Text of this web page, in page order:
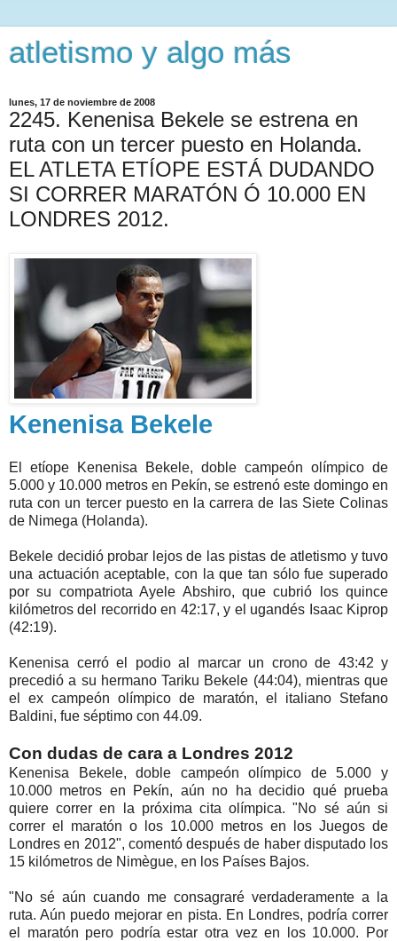
atletismo y algo más
lunes, 17 de noviembre de 2008
2245. Kenenisa Bekele se estrena en
ruta con un tercer puesto en Holanda.
EL ATLETA ETÍOPE ESTÁ DUDANDO
SI CORRER MARATÓN Ó 10.000 EN
LONDRES 2012.
Kenenisa Bekele
El etíope Kenenisa Bekele, doble campeón olímpico de
5.000 y 10.000 metros en Pekín, se estrenó este domingo en
ruta con un tercer puesto en la carrera de las Siete Colinas
de Nimega (Holanda).
Bekele decidió probar lejos de las pistas de atletismo y tuvo
una actuación aceptable, con la que tan sólo fue superado
por su compatriota Ayele Abshiro, que cubrió los quince
kilómetros del recorrido en 42:17, y el ugandés Isaac Kiprop
(42:19).
Kenenisa cerró el podio al marcar un crono de 43:42 y
precedió a su hermano Tariku Bekele (44:04), mientras que
el ex campeón olímpico de maratón, el italiano Stefano
Baldini, fue séptimo con 44.09.
Con dudas de cara a Londres 2012
Kenenisa Bekele, doble campeón olímpico de 5.000 y
10.000 metros en Pekín, aún no ha decidio qué prueba
quiere correr en la próxima cita olímpica. "No sé aún si
correr el maratón o los 10.000 metros en los Juegos de
Londres en 2012", comentó después de haber disputado los
15 kilómetros de Nimègue, en los Países Bajos.
"No sé aún cuando me consagraré verdaderamente a la
ruta. Aún puedo mejorar en pista. En Londres, podría correr
el maratón pero podría estar otra vez en los 10.000. Por